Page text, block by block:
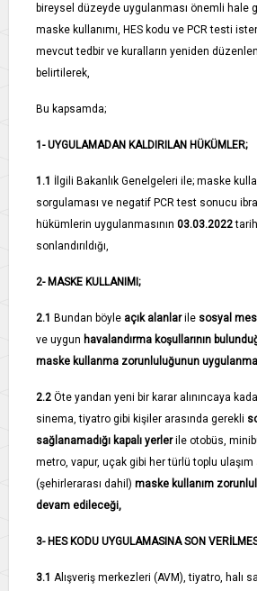
bireysel düzeyde uygulanması önemli hale
maske kullanımı, HES kodu ve PCR testi
mevcut tedbir ve kuralların yeniden
belirtilerek,
Bu kapsamda;
1- UYGULAMADAN KALDIRILAN HÜKÜMLER;
1.1­ İlgili Bakanlık Genelgeleri ile; maske
sorgulaması ve negatif PCR test sonucu
hükümlerin uygulanmasının 03.03.2022
sonlandırıldığı,
2- MASKE KULLANIMI;
2.1­ Bundan böyle açık alanlarile sosyal
ve uygun havalandırma koşullarının
maske kullanma zorunluluğunun
2.2­ Öte yandan yeni bir karar alınıncaya
sinema, tiyatro gibi kişiler arasında gerekli
sağlanamadığı kapalı yerlerile otobüs,
metro, vapur, uçak gibi her türlü toplu ulaşım
(şehirlerarası dahil) maske kullanım
devam edileceği,
3- HES KODU UYGULAMASINA SON
3.1­ Alışveriş merkezleri (AVM), tiyatro, halı